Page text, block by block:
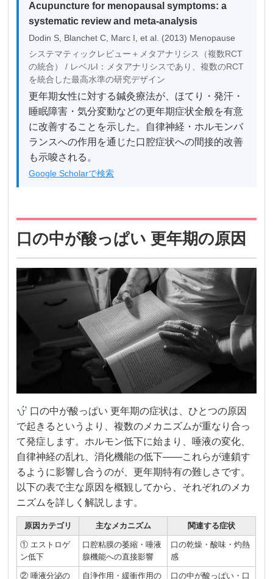
Acupuncture for menopausal symptoms: a
systematic review and meta-analysis
Dodin S, Blanchet C, Marc I, et al. (2013) Menopause
システマティックレビュー＋メタアナリシス（複数RCT
の統合） / レベルI：メタアナリシスであり、複数のRCT
を統合した最高水準の研究デザイン
更年期女性に対する鍼灸療法が、ほてり・発汗・
睡眠障害・気分変動などの更年期症状全般を有意
に改善することを示した。自律神経・ホルモンバ
ランスへの作用を通じた口腔症状への間接的改善
も示唆される。
Google Scholarで検索
口の中が酸っぱい 更年期の原因
口の中が酸っぱい 更年期の症状は、ひとつの原因
で起きるというより、複数のメカニズムが重なり合っ
て発症します。ホルモン低下に始まり、唾液の変化、
自律神経の乱れ、消化機能の低下——これらが連鎖す
るように影響し合うのが、更年期特有の難しさです。
以下の表で主な原因を概観してから、それぞれのメカ
ニズムを詳しく解説します。
原因カテゴリ 主なメカニズム 関連する症状
① エストロゲ
ン低下
口腔粘膜の萎縮・唾液
腺機能への直接影響
口の乾燥・酸味・灼熱
感
② 唾液分泌の
自浄作用・緩衝作用の
口の中が酸っぱい・口